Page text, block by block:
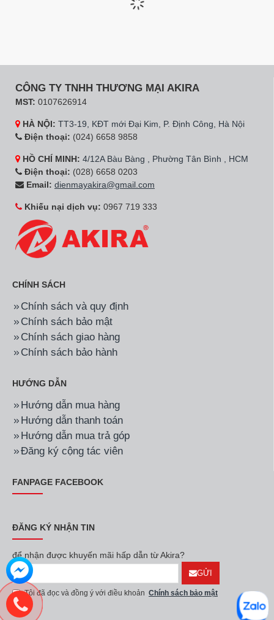
Hãng: Đức Minh Mã SP: MDQ.2I600
Tủ mát đứng inox quạt
gió MDQ.2I600 2 cánh
23.500.000đ
kính quạt gió Đức Minh
44.500.000đ
Hãng: Đức Minh Mã SP: DMDQ.6I1750
gió 6 cánh inox 1750L
49.500.000đ
Hãng:
Tủ đông mát đứng 4 cánh
inox quạt gió Đức Minh
DMDQ.4I1100
Đức Minh Mã SP:
Tủ đông đứng 4 cánh
inox quạt gió Đức Minh